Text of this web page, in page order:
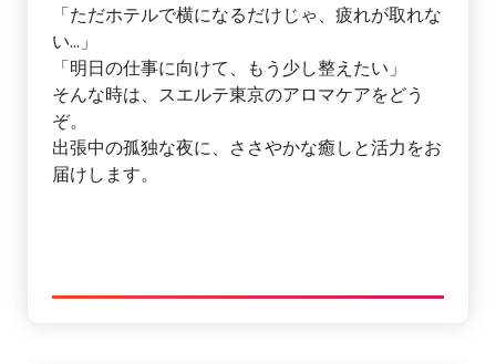
「ただホテルで横になるだけじゃ、疲れが取れな
い…」
「明日の仕事に向けて、もう少し整えたい」
そんな時は、スエルテ東京のアロマケアをどう
ぞ。
出張中の孤独な夜に、ささやかな癒しと活力をお
届けします。